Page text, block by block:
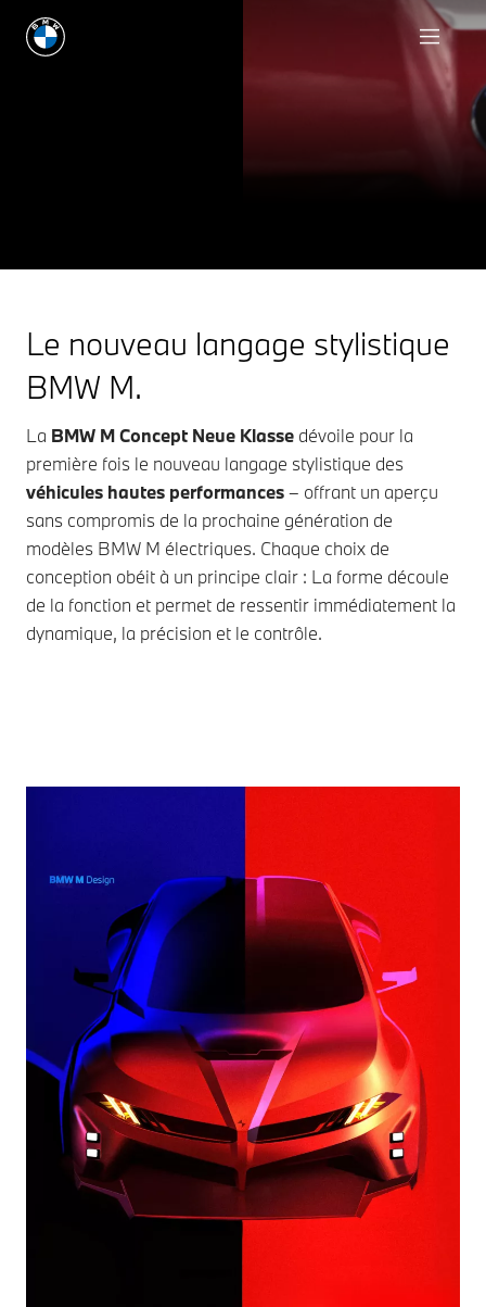
BMW M CONCEPT
NEUE KLASSE
Le nouveau langage stylistique
BMW M.
La BMW M Concept Neue Klasse dévoile pour la
première fois le nouveau langage stylistique des
véhicules hautes performances– offrant un aperçu
sans compromis de la prochaine génération de
modèles BMW M électriques. Chaque choix de
conception obéit à un principe clair : La forme découle
de la fonction et permet de ressentir immédiatement la
dynamique, la précision et le contrôle.